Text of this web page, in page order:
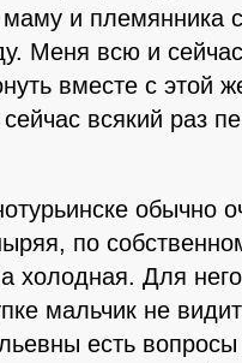
маму и племянника
Меня всю и
вместе с этой
всякий раз
обычно
по
холодная. Для
мальчик не видит
есть